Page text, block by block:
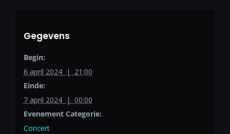
Gegevens
Begin:
6 april 2024 | 21:00
Einde:
7 april 2024 | 00:00
Evenement Categorie:
Concert